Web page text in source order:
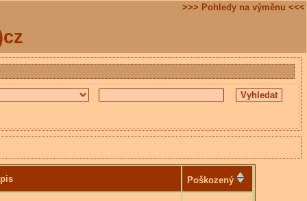
>>> Pohledy na výměnu <<<
Poškozený